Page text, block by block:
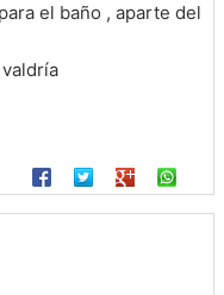
el baño , aparte del